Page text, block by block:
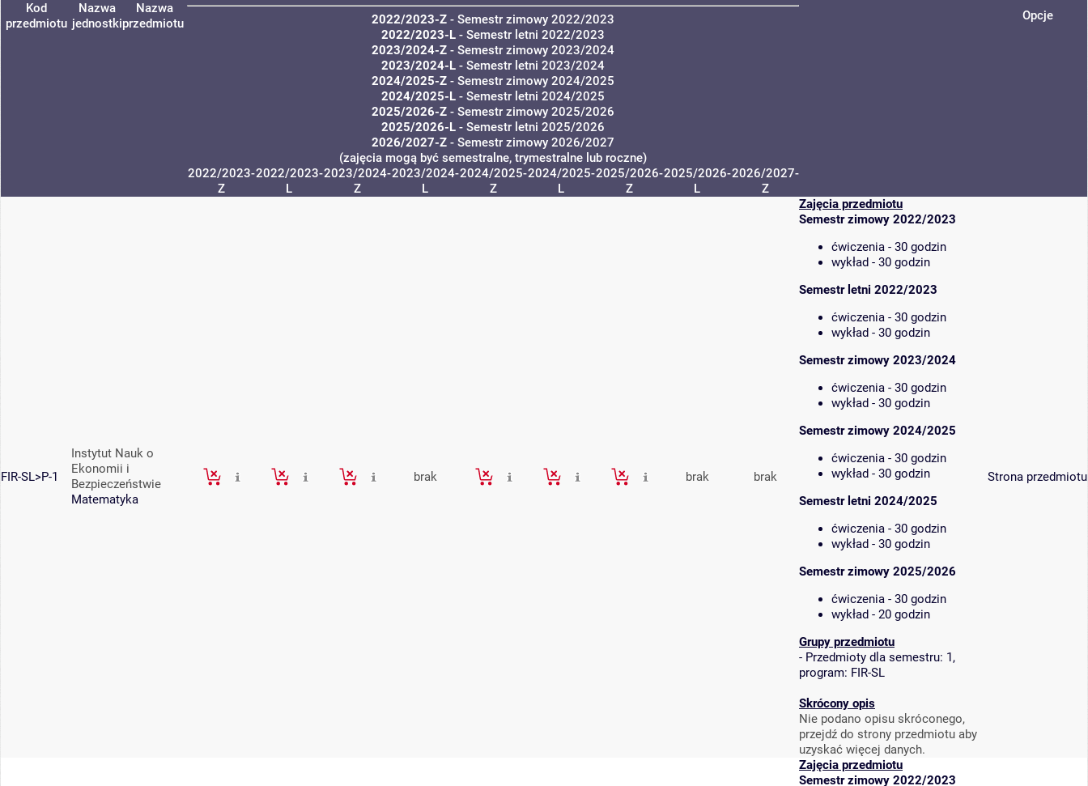
Kod
przedmiotu
Nazwa
jednostki
Nazwa
przedmiotu
2022/2023-Z - Semestr zimowy 2022/2023
2022/2023-L - Semestr letni 2022/2023
2023/2024-Z - Semestr zimowy 2023/2024
2023/2024-L - Semestr letni 2023/2024
2024/2025-Z - Semestr zimowy 2024/2025
2024/2025-L - Semestr letni 2024/2025
2025/2026-Z - Semestr zimowy 2025/2026
2025/2026-L - Semestr letni 2025/2026
2026/2027-Z - Semestr zimowy 2026/2027
(zajęcia mogą być semestralne, trymestralne lub roczne)
Opcje
2022/2023-
Z
2022/2023-
L
2023/2024-
Z
2023/2024-
L
2024/2025-
Z
2024/2025-
L
2025/2026-
Z
2025/2026-
L
2026/2027-
Z
FIR-SL>P-1
Instytut Nauk o
Ekonomii i
Bezpieczeństwie
Matematyka
brak brak brak
Zajęcia przedmiotu
Semestr zimowy 2022/2023
ćwiczenia - 30 godzin
wykład - 30 godzin
Semestr letni 2022/2023
ćwiczenia - 30 godzin
wykład - 30 godzin
Semestr zimowy 2023/2024
ćwiczenia - 30 godzin
wykład - 30 godzin
Semestr zimowy 2024/2025
ćwiczenia - 30 godzin
wykład - 30 godzin
Semestr letni 2024/2025
ćwiczenia - 30 godzin
wykład - 30 godzin
Semestr zimowy 2025/2026
ćwiczenia - 30 godzin
wykład - 20 godzin
Grupy przedmiotu
- Przedmioty dla semestru: 1,
program: FIR-SL
Skrócony opis
Nie podano opisu skróconego,
przejdź do strony przedmiotu aby
uzyskać więcej danych.
Strona przedmiotu
Zajęcia przedmiotu
Semestr zimowy 2022/2023